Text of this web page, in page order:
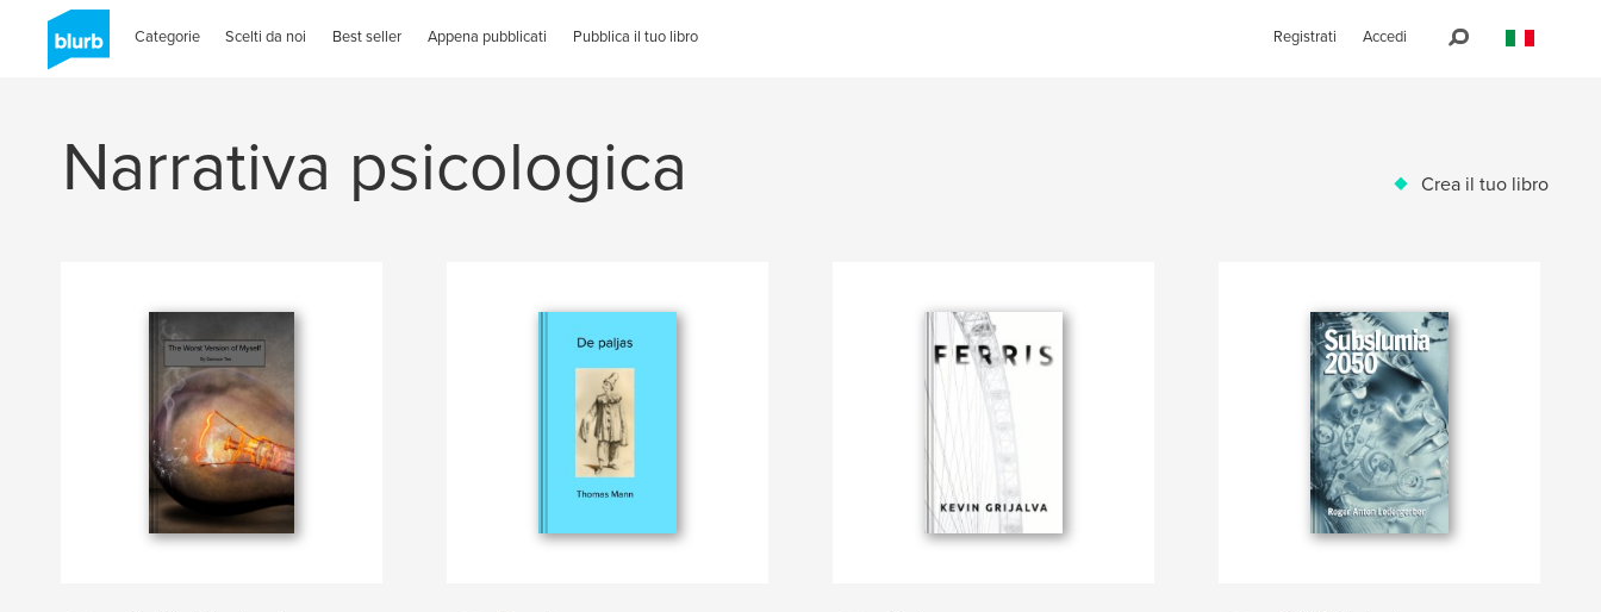
Categorie Scelti da noi Best seller Appena pubblicati Pubblica il tuo libro Registrati Accedi
Narrativa psicologica Crea il tuo libro